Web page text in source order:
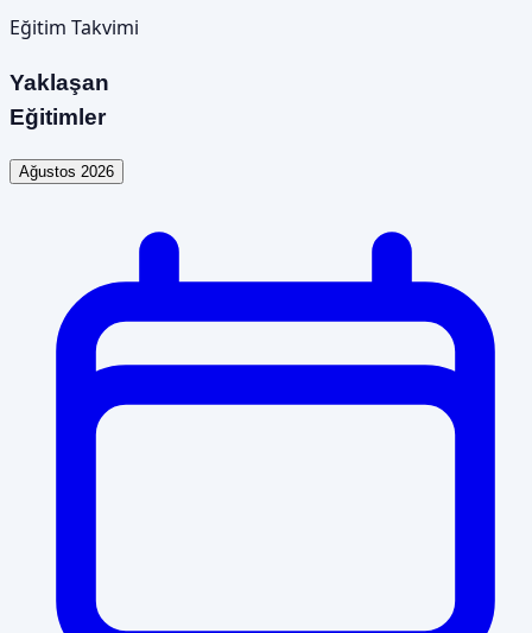
Eğitim Takvimi
Yaklaşan
Eğitimler
Ağustos 2026